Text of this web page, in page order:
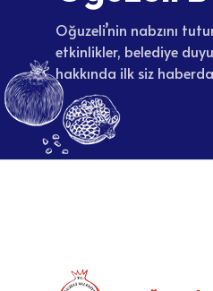
Oğuzeli’nin nabzını
etkinlikler, belediye
hakkında ilk siz